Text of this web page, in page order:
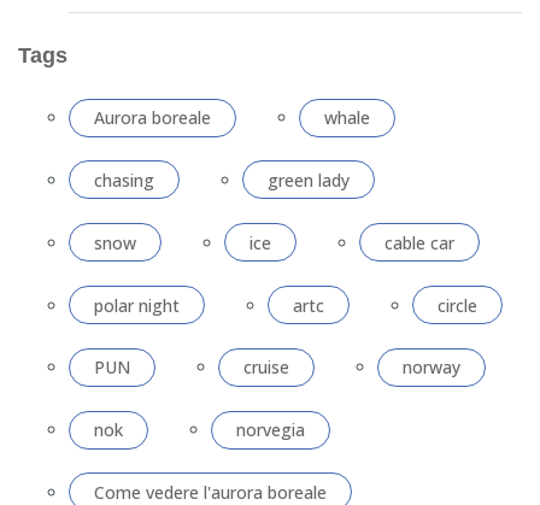
Tags
Aurora boreale whale
chasing green lady
snow ice cable car
polar night artc circle
PUN cruise norway
nok norvegia
Come vedere l'aurora boreale